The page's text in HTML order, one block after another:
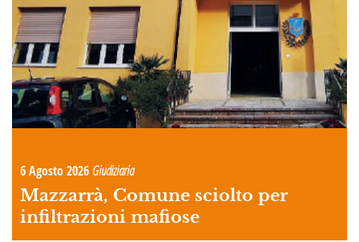
6 Agosto 2026 Giudiziaria
Mazzarrà, Comune sciolto per
infiltrazioni mafiose